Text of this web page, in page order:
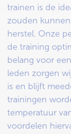
trainen is de
zouden
herstel. Onze
de training
belang voor
leden zorgen
is en blijft
trainingen
temperatuur
voordelen